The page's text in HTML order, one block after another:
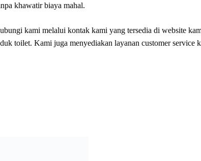
khawatir biaya mahal.
kami melalui kontak kami yang tersedia di website
toilet. Kami juga menyediakan layanan customer service